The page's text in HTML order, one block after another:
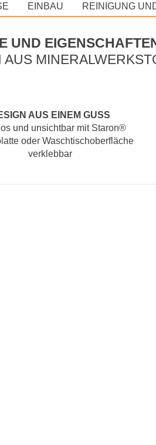
EINBAU REINIGUNG
UND
AUS EINEM GUSS
und unsichtbar mit Staron®
oder Waschtischoberfläche
verklebbar